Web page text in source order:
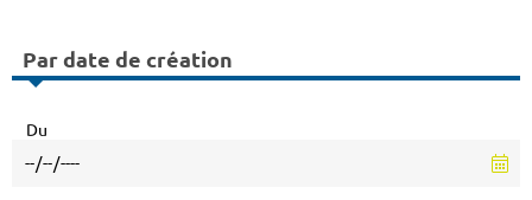
Par date de création
Du